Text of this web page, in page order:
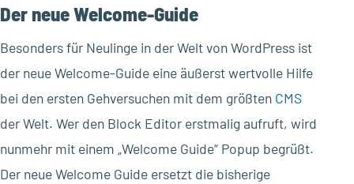
Der neue Welcome-Guide
Besonders für Neulinge in der Welt von WordPress ist
der neue Welcome-Guide eine äußerst wertvolle Hilfe
bei den ersten Gehversuchen mit dem größten CMS
der Welt. Wer den Block Editor erstmalig aufruft, wird
nunmehr mit einem „Welcome Guide“ Popup begrüßt.
Der neue Welcome Guide ersetzt die bisherige